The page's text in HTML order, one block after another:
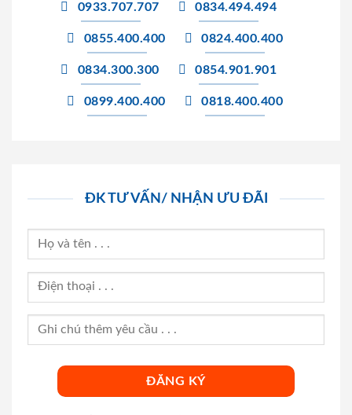
0933.707.707 0834.494.494
0855.400.400 0824.400.400
0834.300.300 0854.901.901
0899.400.400 0818.400.400
ĐK TƯ VẤN/ NHẬN ƯU ĐÃI